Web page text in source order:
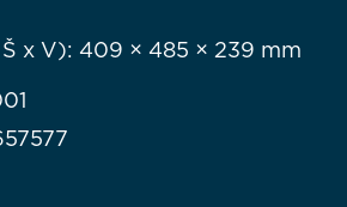
x V): 409 × 485 × 239 mm